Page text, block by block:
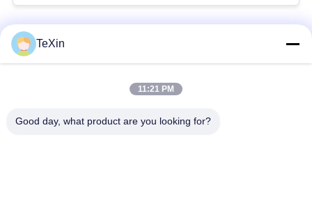
Beliebte Kategorien
Modul
TeXin
11:21 PM
Good day, what product are you looking for?